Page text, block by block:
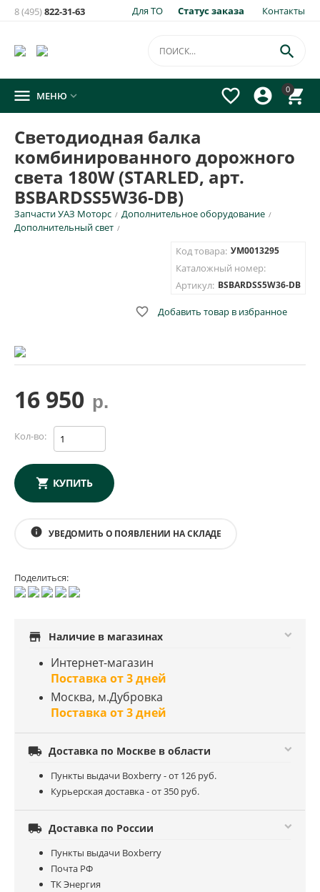
Для ТО Статус заказа Контакты
8 (495)822-31-63
0




 МЕНЮ 
Светодиодная балка
комбинированного дорожного
света 180W (STARLED, арт.
BSBARDSS5W36-DB)
Запчасти УАЗ Моторс / Дополнительное оборудование /
Дополнительный свет /
Код товара: УМ0013295
Каталожный номер:
Артикул: BSBARDSS5W36-DB
 Добавить товар в избранное
16 950 р.
Кол-во:
КУПИТЬ
info УВЕДОМИТЬ О ПОЯВЛЕНИИ НА СКЛАДЕ
товара:
×
Светодиодная балка комбинированного дорожного
света 180W (STARLED, арт. BSBARDSS5W36-DB)
E-mail для уведомления письмом
Номер телефона для SMS уведомления
Поделиться:
store Наличие в магазинах
Интернет-магазин
Поставка от 3 дней
Москва, м.Дубровка
Поставка от 3 дней
 Доставка по Москве в области
Пункты выдачи Boxberry - от 126 руб.
Курьерская доставка - от 350 руб.
 Доставка по России
Пункты выдачи Boxberry
Почта РФ
ТК Энергия